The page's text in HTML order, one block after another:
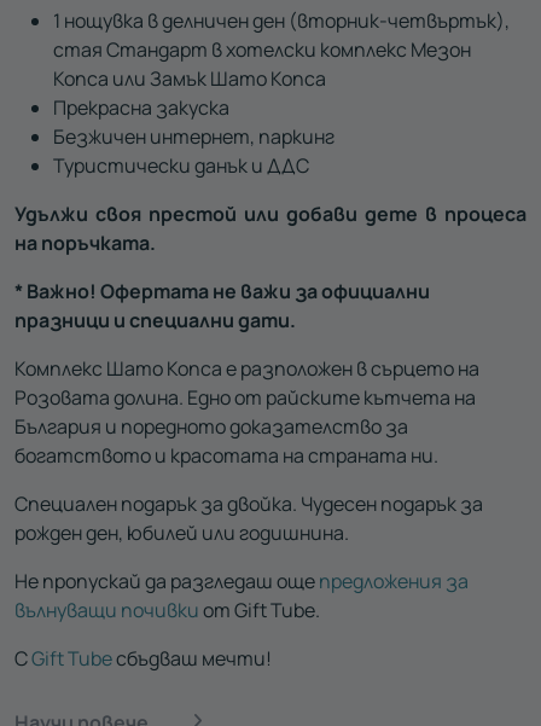
1 нощувка в делничен ден (вторник-четвъртък),
стая Стандарт в хотелски комплекс Мезон
Копса или Замък Шато Копса
Прекрасна закуска
Безжичен интернет, паркинг
Туристически данък и ДДС
Удължи своя престой или добави дете в процеса
на поръчката.
* Важно! Офертата не важи за официални
празници и специални дати.
Комплекс Шато Копса е разположен в сърцето на
Розовата долина. Едно от райските кътчета на
България и поредното доказателство за
богатството и красотата на страната ни.
Специален подарък за двойка. Чудесен подарък за
рожден ден, юбилей или годишнина.
Не пропускай да разгледаш ощепредложения за
вълнуващи почивкиот Gift Tube.
СGift Tubeсбъдваш мечти!